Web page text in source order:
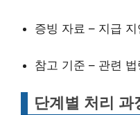
증빙 자료 – 지급
참고 기준 – 관련
단계별 처리 과